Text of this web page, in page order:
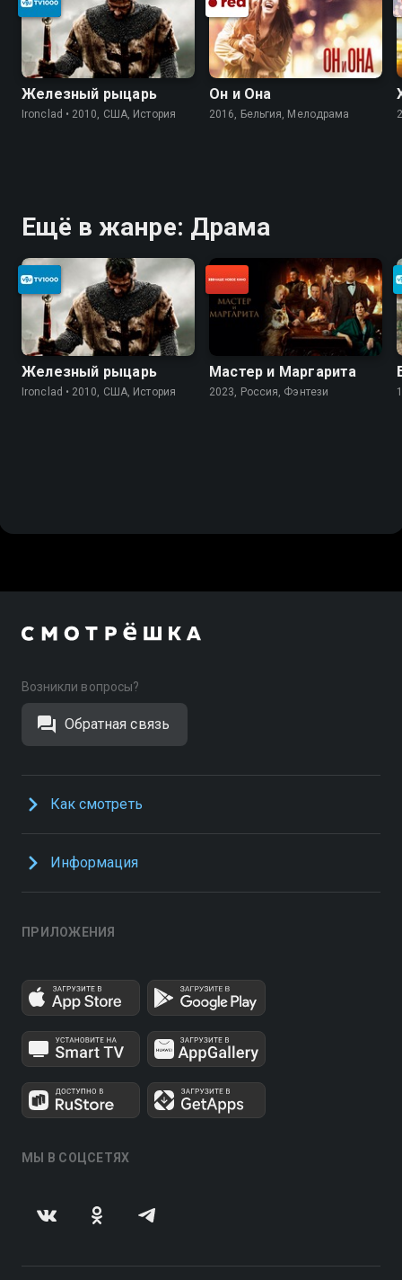
Железный рыцарь
Ironclad • 2010, США, История
Он и Она
2016, Бельгия, Мелодрама
Ещё в жанре: Драма
Железный рыцарь
Ironclad • 2010, США, История
Мастер и Маргарита
2023, Россия, Фэнтези
Возникли вопросы?
Обратная связь
Как смотреть
Информация
ПРИЛОЖЕНИЯ
МЫ В СОЦСЕТЯХ